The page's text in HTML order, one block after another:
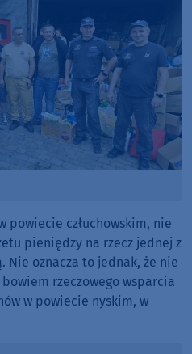
powiecie człuchowskim, nie
pieniędzy na rzecz jednej z
oznacza to jednak, że nie
rzeczowego wsparcia
w powiecie nyskim, w